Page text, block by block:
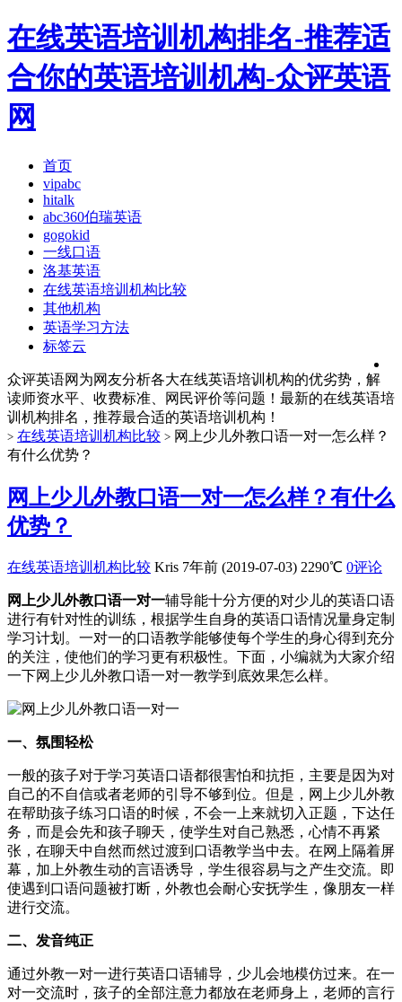
在线英语培训机构排名-推荐适
合你的英语培训机构-众评英语
网
首页
vipabc
hitalk
abc360伯瑞英语
gogokid
一线口语
洛基英语
在线英语培训机构比较
其他机构
英语学习方法
标签云
众评英语网为网友分析各大在线英语培训机构的优劣势，解
读师资水平、收费标准、网民评价等问题！最新的在线英语培
训机构排名，推荐最合适的英语培训机构！
> 在线英语培训机构比较 > 网上少儿外教口语一对一怎么样？
有什么优势？
网上少儿外教口语一对一怎么样？有什么
优势？
在线英语培训机构比较 Kris 7年前 (2019-07-03) 2290℃ 0评论
网上少儿外教口语一对一辅导能十分方便的对少儿的英语口语
进行有针对性的训练，根据学生自身的英语口语情况量身定制
学习计划。一对一的口语教学能够使每个学生的身心得到充分
的关注，使他们的学习更有积极性。下面，小编就为大家介绍
一下网上少儿外教口语一对一教学到底效果怎么样。
一、氛围轻松
一般的孩子对于学习英语口语都很害怕和抗拒，主要是因为对
自己的不自信或者老师的引导不够到位。但是，网上少儿外教
在帮助孩子练习口语的时候，不会一上来就切入正题，下达任
务，而是会先和孩子聊天，使学生对自己熟悉，心情不再紧
张，在聊天中自然而然过渡到口语教学当中去。在网上隔着屏
幕，加上外教生动的言语诱导，学生很容易与之产生交流。即
使遇到口语问题被打断，外教也会耐心安抚学生，像朋友一样
进行交流。
二、发音纯正
通过外教一对一进行英语口语辅导，少儿会地模仿过来。在一
对一交流时，孩子的全部注意力都放在老师身上，老师的言行